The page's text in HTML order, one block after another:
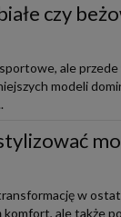
czy
ale
modeli
w
ale także